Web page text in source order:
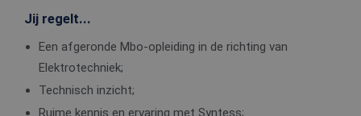
Jij regelt...
Een afgeronde Mbo-opleiding in de richting van
Elektrotechniek;
Technisch inzicht;
Ruime kennis en ervaring met Syntess;